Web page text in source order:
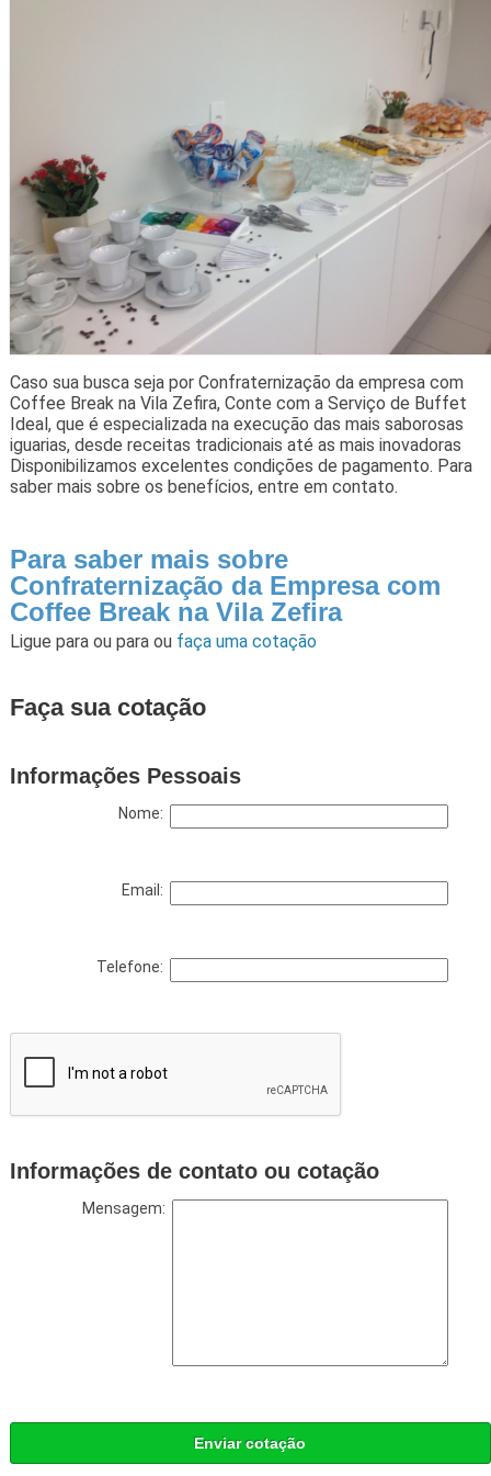
Caso sua busca seja por Confraternização da empresa com
Coffee Break na Vila Zefira, Conte com a Serviço de Buffet
Ideal, que é especializada na execução das mais saborosas
iguarias, desde receitas tradicionais até as mais inovadoras
Disponibilizamos excelentes condições de pagamento. Para
saber mais sobre os benefícios, entre em contato.
Para saber mais sobre
Confraternização da Empresa com
Coffee Break na Vila Zefira
Ligue para ou para ou faça uma cotação
Faça sua cotação
Informações Pessoais
Nome:
Email:
Telefone:
Informações de contato ou cotação
Mensagem:
Enviar cotação